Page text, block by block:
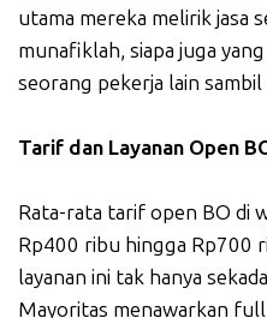
utama mereka melirik jasa
munafiklah, siapa juga
seorang pekerja lain
Tarif dan Layanan Open
Rata-rata tarif open BO di
Rp400 ribu hingga Rp700
layanan ini tak hanya
Mayoritas menawarkan